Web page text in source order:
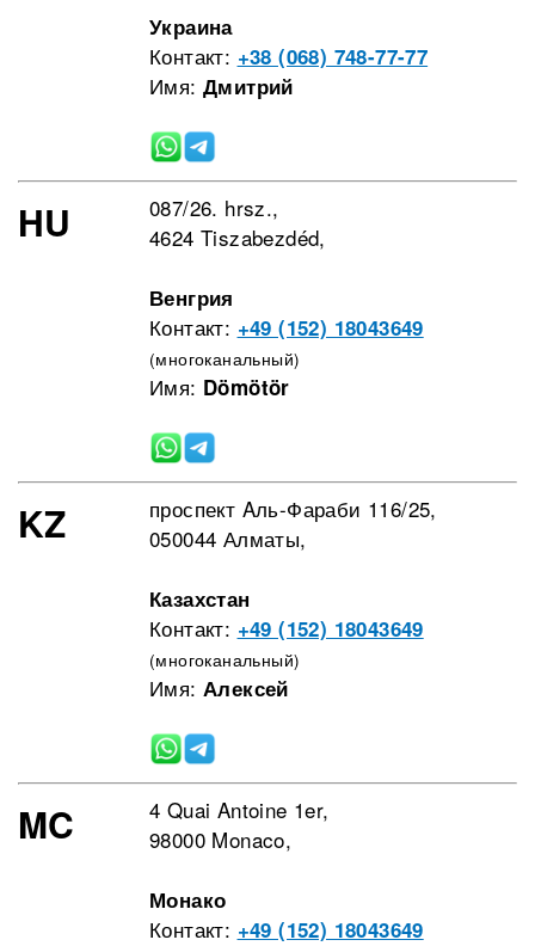
Украина
Контакт: +38 (068) 748-77-77
Имя: Дмитрий
HU
087/26. hrsz.,
4624 Tiszabezdéd,
Венгрия
Контакт: +49 (152) 18043649
(многоканальный)
Имя: Dömötör
KZ
проспект Aль-Фараби 116/25,
050044 Алматы,
Казахстан
Контакт: +49 (152) 18043649
(многоканальный)
Имя: Алексей
MC
4 Quai Antoine 1er,
98000 Monaco,
Монако
Контакт: +49 (152) 18043649